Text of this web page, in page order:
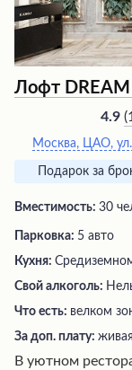
Лофт DREAM
4.9 (
Москва, ЦАО,
Подарок за
Вместимость: 30
Парковка: 5 авто
Кухня:
Свой алкоголь:
Что есть: велком
За доп. плату:
В уютном